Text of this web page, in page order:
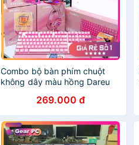
Combo bộ bàn phím chuột
không dây màu hồng Dareu
Chính Hãng - TẶNG BÀN DI
HỒNG 30x80
269.000 đ